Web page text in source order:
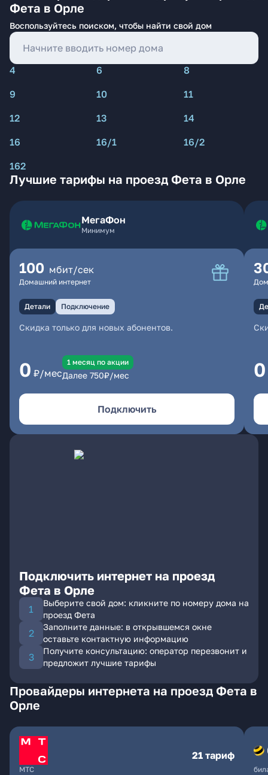
Фета в Орле
Воспользуйтесь поиском, чтобы найти свой дом
4 6
8
9
10
11
12
13
14
16
16/1
16/2
162
Лучшие тарифы на проезд Фета в Орле
МегаФон
Минимум
100 мбит/сек
Домашний интернет
Детали Подключение
Скидка только для новых абонентов.
0 ₽/мес
1 месяц по акции
Далее 750₽/мес
Подключить
0
Подключить интернет на проезд
Фета в Орле
Выберите свой дом: кликните по номеру дома на
проезд Фета
Заполните данные: в открывшемся окне
оставьте контактную информацию
Получите консультацию: оператор перезвонит и
предложит лучшие тарифы
Провайдеры интернета на проезд Фета в
Орле
МТС
21 тариф